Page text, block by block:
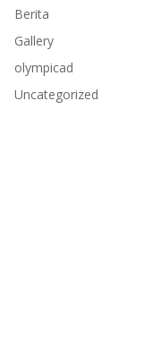
Berita
Gallery
olympicad
Uncategorized